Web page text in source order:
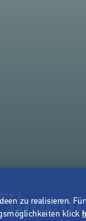
zu realisieren.
klick